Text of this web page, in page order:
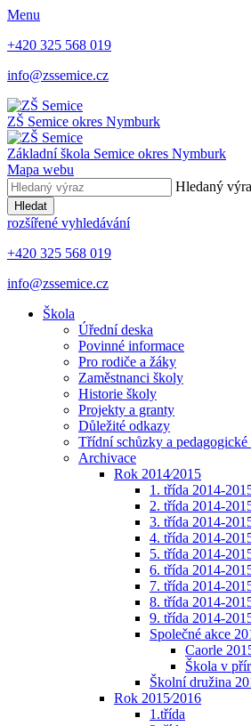
Menu
+420 325 568 019
info@zssemice.cz
ZŠ Semice okres Nymburk
Základní škola Semice okres Nymburk
Mapa webu
Hledaný
Hledat
rozšířené vyhledávání
+420 325 568 019
info@zssemice.cz
Škola
Úřední deska
Povinné informace
Pro rodiče a žáky
Zaměstnanci školy
Historie školy
Projekty a granty
Důležité odkazy
Třídní schůzky a pedagogické
Archivace
Rok 2014⁄2015
1. třída 2014-
2. třída 2014-
3. třída 2014-
4. třída 2014-
5. třída 2014-
6. třída 2014-
7. třída 2014-
8. třída 2014-
9. třída 2014-
Společné akce
Caorle
Škola v
Školní družina
Rok 2015⁄2016
1.třída